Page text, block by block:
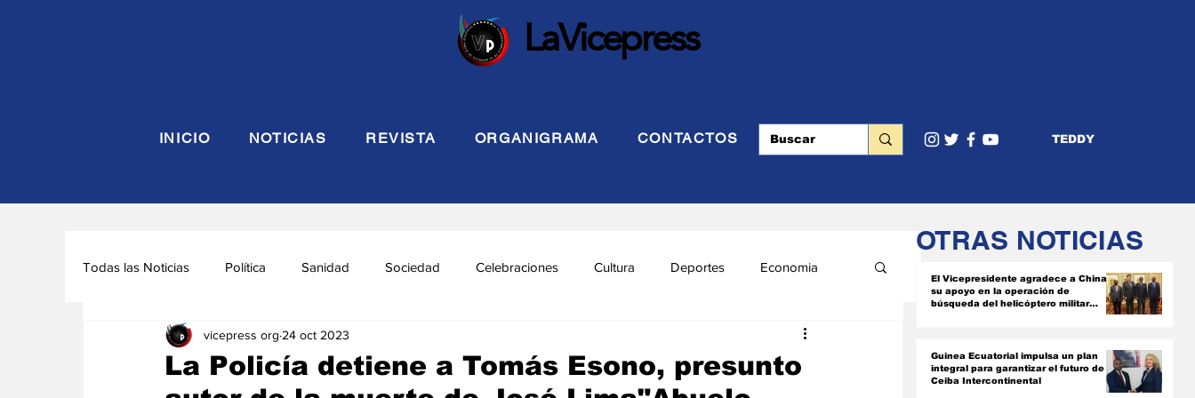
LaVicepress
INICIO NOTICIAS REVISTA ORGANIGRAMA CONTACTOS TEDDY
Todas las Noticias Política Sanidad Sociedad Celebraciones Cultura Deportes Economia
Seguridad y Defensa Turismo INTERIOR
La Policía detiene a Tomás Esono, presunto
vicepress org 24 oct 2023
OTRAS NOTICIAS
El Vicepresidente agradece a China
su apoyo en la operación de
búsqueda del helicóptero militar
Guinea Ecuatorial impulsa un plan
integral para garantizar el futuro de
Ceiba Intercontinental